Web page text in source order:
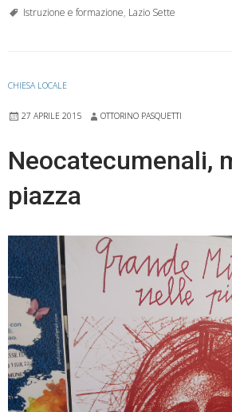
scuola
Istruzione e formazione, Lazio Sette
CHIESA LOCALE
27 APRILE 2015 OTTORINO PASQUETTI
Neocatecumenali,
piazza